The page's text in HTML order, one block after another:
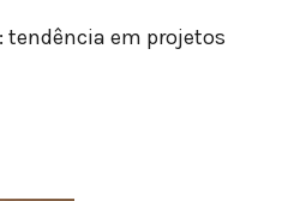
em projetos